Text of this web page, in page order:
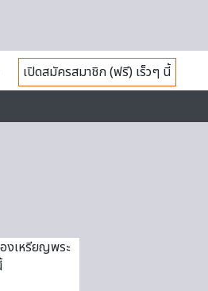
เปิดสมัครสมาชิก (ฟรี) เร็วๆ นี้